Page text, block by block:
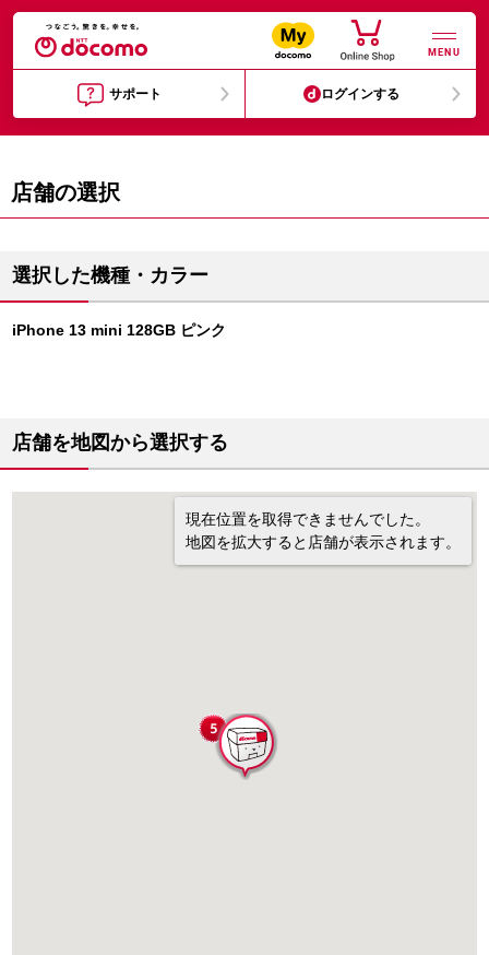
MENU
サポート ログインする
店舗の選択
選択した機種・カラー
iPhone 13 mini 128GB ピンク
店舗を地図から選択する
現在位置を取得できませんでした。
地図を拡大すると店舗が表示されます。